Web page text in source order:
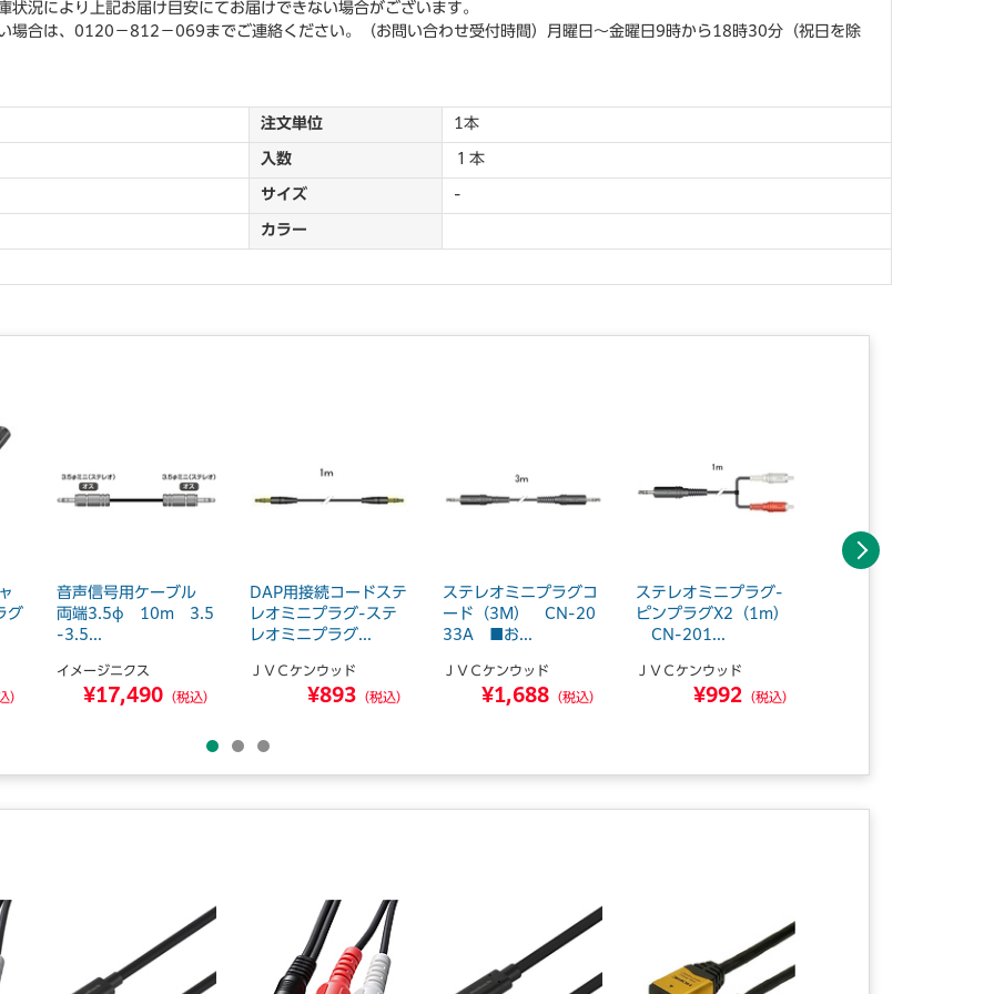
況により上記お届け目安にてお届けできない場合がございます。
場合は、0120－812－069までご連絡ください。（お問い合わせ受付時間）月曜日～金曜日9時から18時30分（祝日を除
注文単位 1本
入数 １本
サイズ -
カラー
グ
）
音声信号用ケーブル
両端3.5φ 10m 3.5
-3.5...
イメージニクス
¥17,490 （税込）
DAP用接続コードステ
レオミニプラグ-ステ
レオミニプラグ...
ＪＶＣケンウッド
¥893 （税込）
ステレオミニプラグコ
ード（3M） CN-20
33A ■お...
ＪＶＣケンウッド
¥1,688 （税込）
ステレオミニプラグ-
ピンプラグX2（1m）
CN-201...
ＪＶＣケンウッド
¥992 （税込）
次へ